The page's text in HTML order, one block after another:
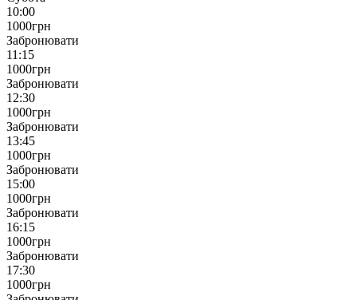
10:00
1000грн
Забронювати
11:15
1000грн
Забронювати
12:30
1000грн
Забронювати
13:45
1000грн
Забронювати
15:00
1000грн
Забронювати
16:15
1000грн
Забронювати
17:30
1000грн